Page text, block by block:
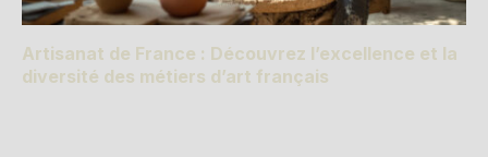
Artisanat de France : Découvrez l’excellence et la
diversité des métiers d’art français